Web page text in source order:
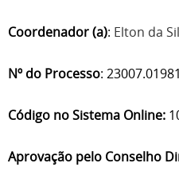
Coordenador (a): Elton da
Nº do Processo:
Código no Sistema Online:
Aprovação pelo Conselho